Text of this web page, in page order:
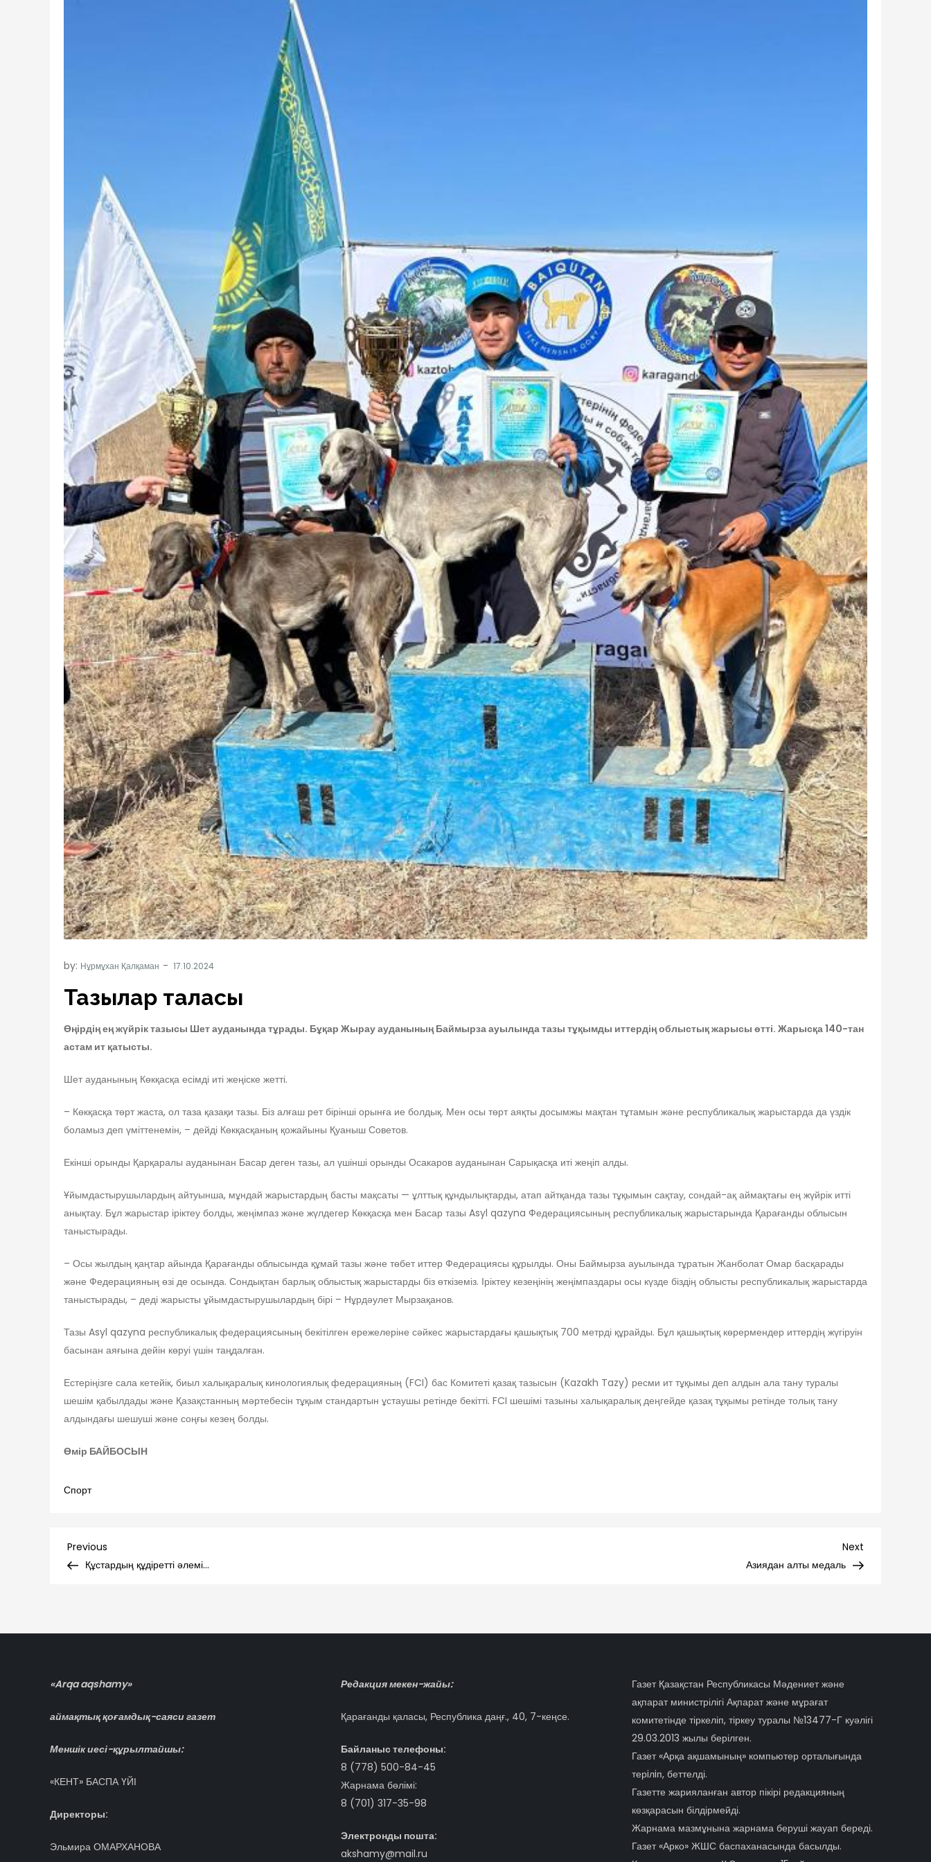
by: Нұрмұхан Қалқаман
Тазылар таласы
Өңірдің ең жүйрік тазысы Шет ауданында тұрады. Бұқар Жырау ауданының Баймырза ауылында тазы тұқымды иттердің облыстық жарысы өтті. Жарысқа 140-тан
астам ит қатысты.
Шет ауданының Көкқасқа есімді иті жеңіске жетті.
– Көкқасқа төрт жаста, ол таза қазақи тазы. Біз алғаш рет бірінші орынға ие болдық. Мен осы төрт аяқты досымжы мақтан тұтамын және республикалық жарыстарда да үздік
боламыз деп үміттенемін, – дейді Көкқасқаның қожайыны Қуаныш Советов.
Екінші орынды Қарқаралы ауданынан Басар деген тазы, ал үшінші орынды Осакаров ауданынан Сарықасқа иті жеңіп алды.
Ұйымдастырушылардың айтуынша, мұндай жарыстардың басты мақсаты — ұлттық құндылықтарды, атап айтқанда тазы тұқымын сақтау, сондай-ақ аймақтағы ең жүйрік итті
анықтау. Бұл жарыстар іріктеу болды, жеңімпаз және жүлдегер Көкқасқа мен Басар тазы Asyl qazyna Федерациясының республикалық жарыстарында Қарағанды облысын
таныстырады.
– Осы жылдың қаңтар айында Қарағанды облысында құмай тазы және төбет иттер Федерациясы құрылды. Оны Баймырза ауылында тұратын Жанболат Омар басқарады
және Федерацияның өзі де осында. Сондықтан барлық облыстық жарыстарды біз өткіземіз. Іріктеу кезеңінің жеңімпаздары осы күзде біздің облысты республикалық жарыстарда
таныстырады, – деді жарысты ұйымдастырушылардың бірі – Нұрдәулет Мырзақанов.
Тазы Asyl qazyna республикалық федерациясының бекітілген ережелеріне сәйкес жарыстардағы қашықтық 700 метрді құрайды. Бұл қашықтық көрермендер иттердің жүгіруін
басынан аяғына дейін көруі үшін таңдалған.
Естеріңізге сала кетейік, биыл халықаралық кинологиялық федерацияның (FCI) бас Комитеті қазақ тазысын (Kazakh Tazy) ресми ит тұқымы деп алдын ала тану туралы
шешім қабылдады және Қазақстанның мәртебесін тұқым стандартын ұстаушы ретінде бекітті. FCI шешімі тазыны халықаралық деңгейде қазақ тұқымы ретінде толық тану
алдындағы шешуші және соңғы кезең болды.
Өмір БАЙБОСЫН
Спорт
Навигация
Previous
Post
Previous
Құстардың құдіретті әлемі…
Post
Next
Азиядан алты медаль
«Arqa aqshamy»
аймақтық қоғамдық-саяси газет
Меншік иесі-құрылтайшы:
«КЕНТ» БАСПА ҮЙІ
Директоры:
Эльмира ОМАРХАНОВА
Редакция мекен-жайы:
Қарағанды қаласы, Республика даңғ., 40, 7-кеңсе.
Байланыс телефоны:
8 (778) 500-84-45
Жарнама бөлімі:
8 (701) 317-35-98
Электронды пошта:
akshamy@mail.ru
Газет Қазақстан Республикасы Мәдениет және
ақпарат министрілігі Ақпарат және мұрағат
комитетінде тіркеліп, тіркеу туралы №13477-Г куәлігі
29.03.2013 жылы берілген.
Газет «Арқа ақшамының» компьютер орталығында
терiлiп, беттелді.
Газетте жарияланған автор пікірі редакцияның
көзқарасын білдірмейді.
Жарнама мазмұнына жарнама беруші жауап береді.
Газет «Арко» ЖШС баспаханасында басылды.